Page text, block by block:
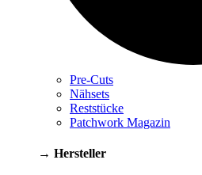
Pre-Cuts
Nähsets
Reststücke
Patchwork Magazin
→ Hersteller